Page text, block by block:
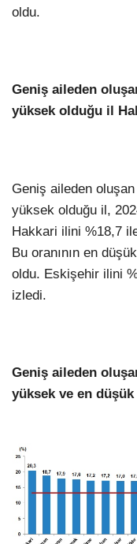
oldu.
Geniş aileden
yüksek olduğu il
Geniş aileden oluşan
yüksek olduğu il,
Hakkari ilini %18,7
Bu oranının en
oldu. Eskişehir ilini
izledi.
Geniş aileden
yüksek ve en